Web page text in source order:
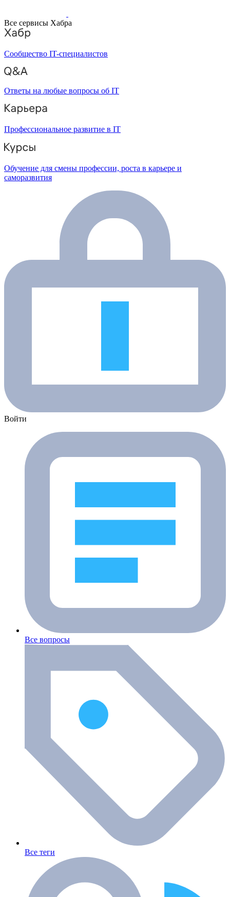
Все сервисы Хабра
Сообщество IT-специалистов
Ответы на любые вопросы об IT
Профессиональное развитие в IT
Обучение для смены профессии, роста в карьере и
саморазвития
Войти
Все вопросы
Все теги